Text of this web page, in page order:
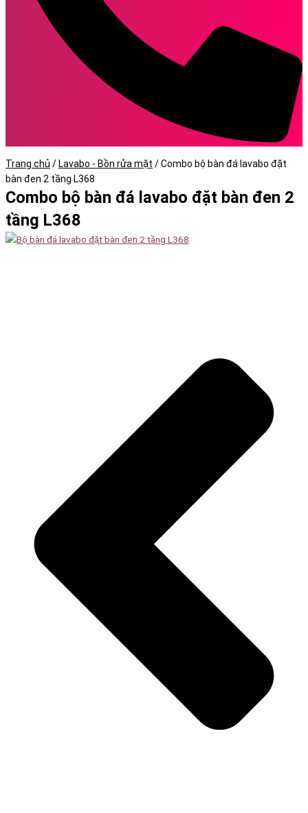
Trang chủ / Lavabo - Bồn rửa mặt /Combo bộ bàn đá lavabo đặt
bàn đen 2 tầng L368
Combo bộ bàn đá lavabo đặt bàn đen 2
tầng L368